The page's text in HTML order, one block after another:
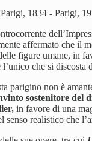
1834 - Parigi,
affermato che il
figure umane, in
che si discosta
parigino non è
sostenitore del
in favore di una
senso realistico che